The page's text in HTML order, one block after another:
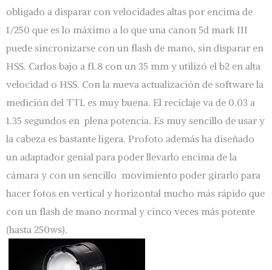
obligado a disparar con velocidades altas por encima de
1/250 que es lo máximo a lo que una canon 5d mark III
puede sincronizarse con un flash de mano, sin disparar en
HSS. Carlos bajo a f1.8 con un 35 mm y utilizó el b2 en alta
velocidad o HSS. Con la nueva actualización de software la
medición del TTL es muy buena. El reciclaje va de 0.03 a
1.35 segundos en plena potencia. Es muy sencillo de usar y
la cabeza es bastante ligera. Profoto además ha diseñado
un adaptador genial para poder llevarlo encima de la
cámara y con un sencillo movimiento poder girarlo para
hacer fotos en vertical y horizontal mucho más rápido que
con un flash de mano normal y cinco veces más potente
(hasta 250ws).